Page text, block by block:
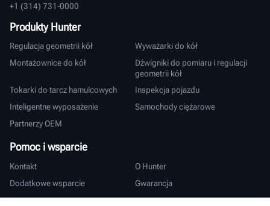
+1 (314) 731-0000
Produkty Hunter
Regulacja geometrii kół
Wyważarki do kół
Montażownice do kół
Dźwigniki do pomiaru i regulacji
geometrii kół
Tokarki do tarcz hamulcowych
Inspekcja pojazdu
Inteligentne wyposażenie
Samochody ciężarowe
Partnerzy OEM
Pomoc i wsparcie
Kontakt
O Hunter
Dodatkowe wsparcie
Gwarancja